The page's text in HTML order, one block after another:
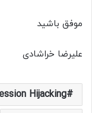
موفق باشید
علیرضا خراشادی
Hijacking